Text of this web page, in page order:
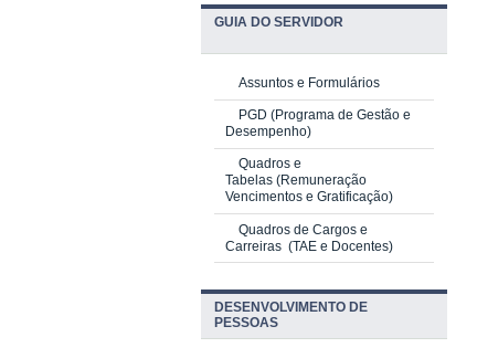
GUIA DO SERVIDOR
Assuntos e Formulários
PGD (Programa de Gestão e
Desempenho)
Quadros e
Tabelas (Remuneração
Vencimentos e Gratificação)
Quadros de Cargos e
Carreiras (TAE e Docentes)
DESENVOLVIMENTO DE
PESSOAS